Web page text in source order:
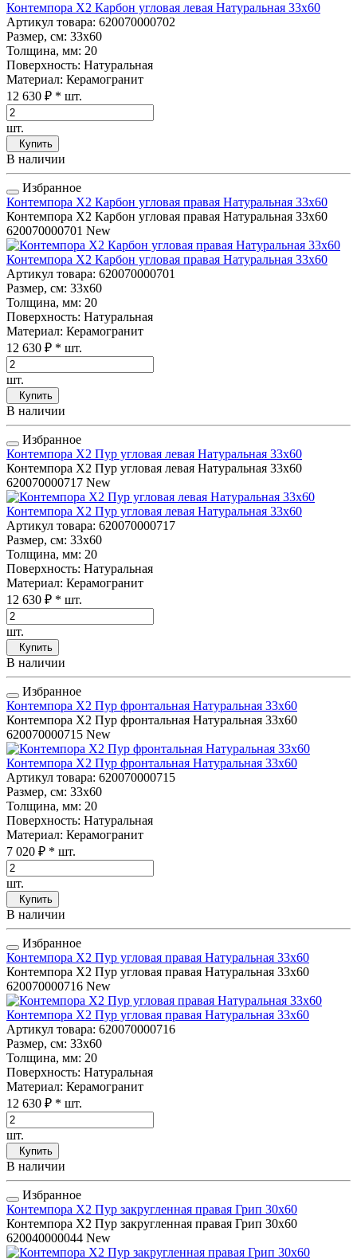
Контемпора Х2 Карбон угловая левая Натуральная 33x60
Артикул товара: 620070000702
Размер, см: 33x60
Толщина, мм: 20
Поверхность: Натуральная
Материал: Керамогранит
12 630 ₽ * шт.
шт.
Купить
В наличии
Избранное
Контемпора Х2 Карбон угловая правая Натуральная 33x60
Контемпора Х2 Карбон угловая правая Натуральная 33x60
620070000701 New
Контемпора Х2 Карбон угловая правая Натуральная 33x60
Артикул товара: 620070000701
Размер, см: 33x60
Толщина, мм: 20
Поверхность: Натуральная
Материал: Керамогранит
12 630 ₽ * шт.
шт.
Купить
В наличии
Избранное
Контемпора Х2 Пур угловая левая Натуральная 33x60
Контемпора Х2 Пур угловая левая Натуральная 33x60
620070000717 New
Контемпора Х2 Пур угловая левая Натуральная 33x60
Артикул товара: 620070000717
Размер, см: 33x60
Толщина, мм: 20
Поверхность: Натуральная
Материал: Керамогранит
12 630 ₽ * шт.
шт.
Купить
В наличии
Избранное
Контемпора Х2 Пур фронтальная Натуральная 33x60
Контемпора Х2 Пур фронтальная Натуральная 33x60
620070000715 New
Контемпора Х2 Пур фронтальная Натуральная 33x60
Артикул товара: 620070000715
Размер, см: 33x60
Толщина, мм: 20
Поверхность: Натуральная
Материал: Керамогранит
7 020 ₽ * шт.
шт.
Купить
В наличии
Избранное
Контемпора Х2 Пур угловая правая Натуральная 33x60
Контемпора Х2 Пур угловая правая Натуральная 33x60
620070000716 New
Контемпора Х2 Пур угловая правая Натуральная 33x60
Артикул товара: 620070000716
Размер, см: 33x60
Толщина, мм: 20
Поверхность: Натуральная
Материал: Керамогранит
12 630 ₽ * шт.
шт.
Купить
В наличии
Избранное
Контемпора Х2 Пур закругленная правая Грип 30x60
Контемпора Х2 Пур закругленная правая Грип 30x60
620040000044 New